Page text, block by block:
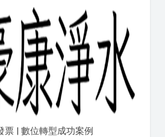
票 | 數位轉型成功案例